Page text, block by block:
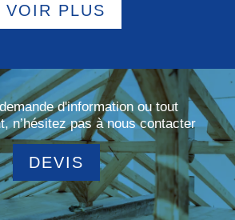
VOIR PLUS
d'information ou tout
n’hésitez pas à nous contacter
DEVIS